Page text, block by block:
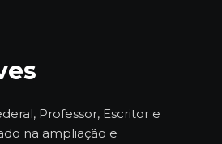
Professor, Escritor e
na ampliação e